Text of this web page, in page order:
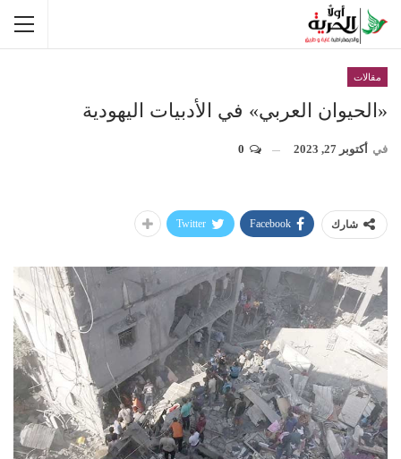
مقالات
«الحيوان العربي» في الأدبيات اليهودية
في أكتوبر 27, 2023
شارك Facebook
Twitter